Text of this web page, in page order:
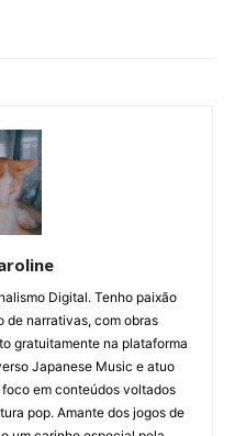
Digital. Tenho paixão
de narrativas, com obras
gratuitamente na plataforma
Japanese Music e atuo
em conteúdos voltados
pop. Amante dos jogos de